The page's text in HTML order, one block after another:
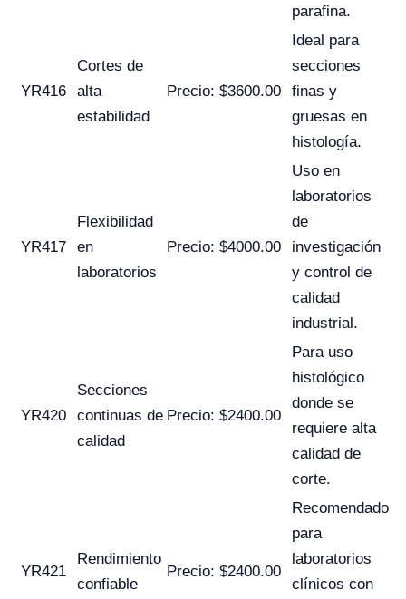
parafina.
YR416
Cortes de
alta
estabilidad
Precio: $3600.00
Ideal para
secciones
finas y
gruesas en
histología.
YR417
Flexibilidad
en
laboratorios
Precio: $4000.00
Uso en
laboratorios
de
investigación
y control de
calidad
industrial.
YR420
Secciones
continuas de
calidad
Precio: $2400.00
Para uso
histológico
donde se
requiere alta
calidad de
corte.
YR421
Rendimiento
confiable
Precio: $2400.00
Recomendado
para
laboratorios
clínicos con